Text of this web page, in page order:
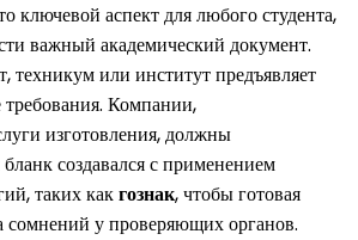
ключевой аспект для любого студента,
важный академический документ.
техникум или институт предъявляет
Компании,
изготовления, должны
создавался с применением
таких какгознак, чтобы готовая
сомнений у проверяющих органов.